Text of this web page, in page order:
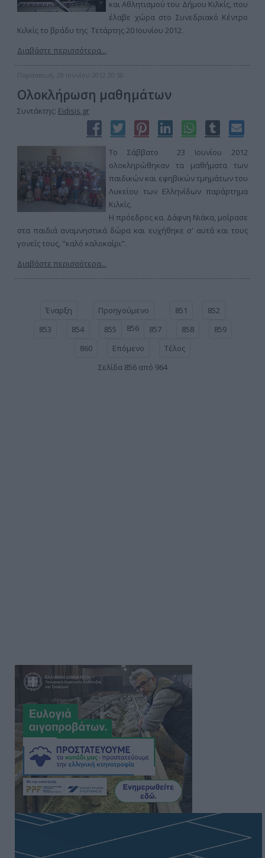
και Αθλητισμού του Δήμου Κιλκίς, που
έλαβε χώρα στο Συνεδριακό Κέντρο
Κιλκίς το βράδυ της Τετάρτης 20 Ιουνίου 2012.
Διαβάστε περισσότερα...
Παρασκευή, 29 Ιουνίου 2012 20:50
Ολοκλήρωση μαθημάτων
Συντάκτης: Eidisis.gr
Το Σάββατο 23 Ιουνίου 2012
ολοκληρώθηκαν τα μαθήματα των
παιδικών και εφηβικών τμημάτων του
Λυκείου των Ελληνίδων παράρτημα
Κιλκίς.
Η πρόεδρος κα. Δάφνη Νιάκα, μοίρασε
στα παιδιά αναμνηστικά δώρα και ευχήθηκε σ' αυτά και τους
γονείς τους, "καλό καλοκαίρι".
Διαβάστε περισσότερα...
Έναρξη Προηγούμενο 851
852
853
854 855 856 857 858
859
860
Επόμενο
Τέλος
Σελίδα 856 από 964